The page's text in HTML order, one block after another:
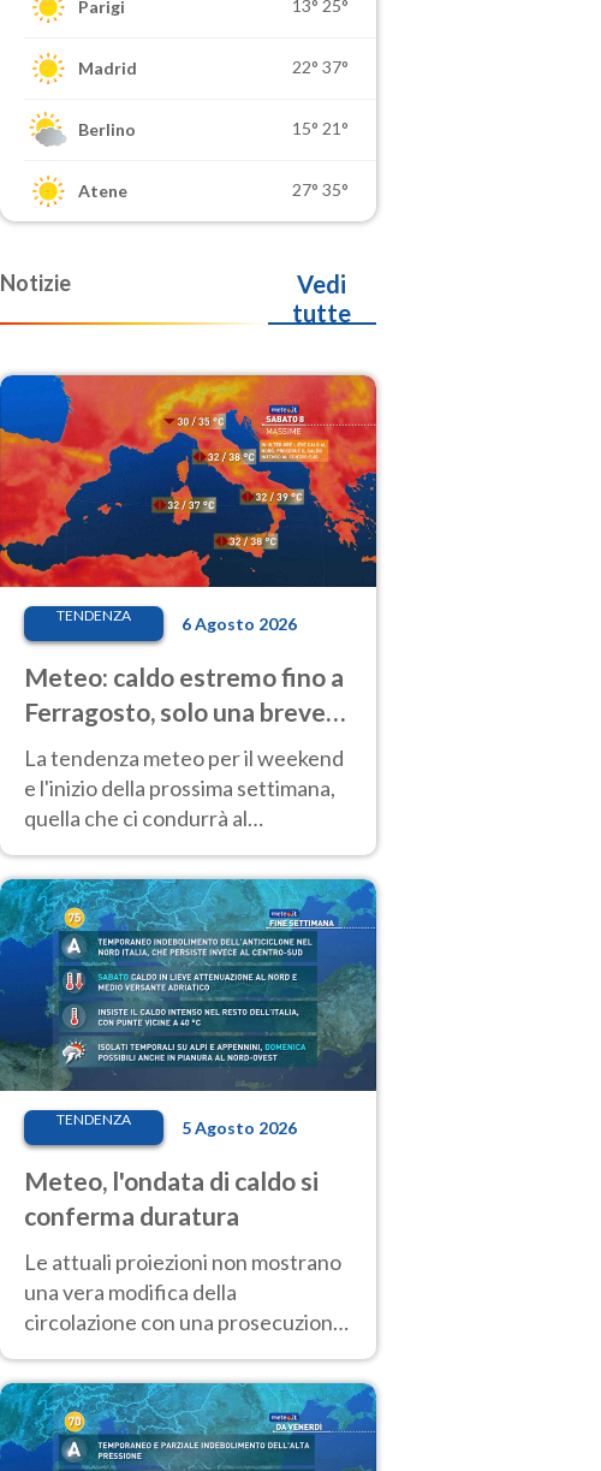
Parigi 13° 25°
Madrid 22° 37°
Berlino 15° 21°
Atene 27° 35°
Notizie
Vedi
tutte
TENDENZA 6 Agosto 2026
Meteo: caldo estremo fino a
Ferragosto, solo una breve
pausa. Ecco dove
La tendenza meteo per il weekend
e l'inizio della prossima settimana,
quella che ci condurrà al
temperature molto elevate
TENDENZA 5 Agosto 2026
Meteo, l'ondata di caldo si
conferma duratura
Le attuali proiezioni non mostrano
una vera modifica della
circolazione con una prosecuzione
giorni, compresa la settimana di
Ferragosto